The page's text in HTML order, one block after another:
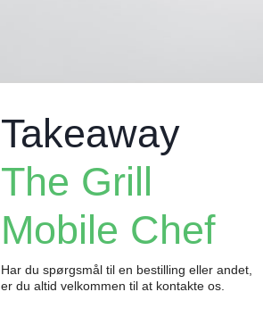
Takeaway
The Grill
Mobile Chef
Har du spørgsmål til en bestilling eller andet,
er du altid velkommen til at kontakte os.